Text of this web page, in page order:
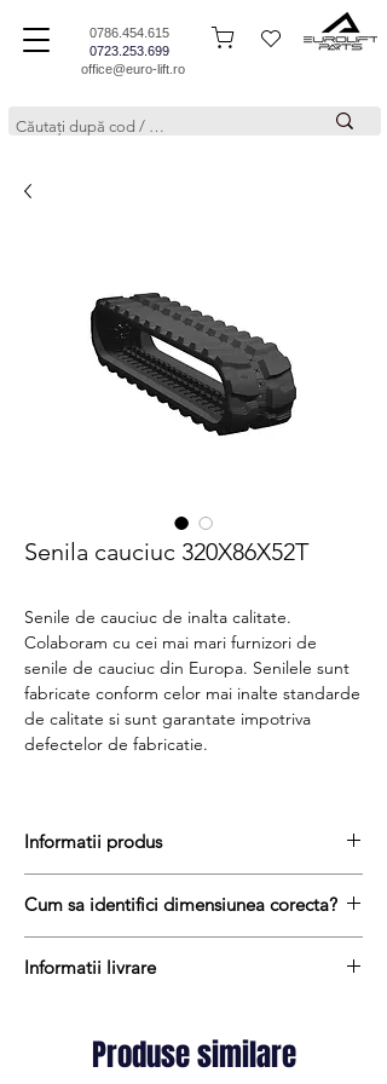
0786.454.615
0723.253.699
office@euro-lift.ro
Senila cauciuc 320X86X52T
Senile de cauciuc de inalta calitate.
Colaboram cu cei mai mari furnizori de
senile de cauciuc din Europa. Senilele sunt
fabricate conform celor mai inalte standarde
de calitate si sunt garantate impotriva
defectelor de fabricatie.
Informatii produs
un amestec de cauciuc natural si cauciuc
sintetic cu adaos de substante chimice anti-
abrazive pentru a reduce rata de uzura prin
In interiorul sinelor de cauciuc gasim un
miez format din cabluri de otel de
Cum sa identifici dimensiunea corecta?
cauciuc, urmati acesti trei pasi simpli:
masurati distanta dintre centrul dintelui
si centrul urmatorului dinte = a doua
Informatii livrare
cauciuc variaza intre 1 si 10 zile lucratoare.
Transportul este gratuit oriunde in Romania
Produse similare